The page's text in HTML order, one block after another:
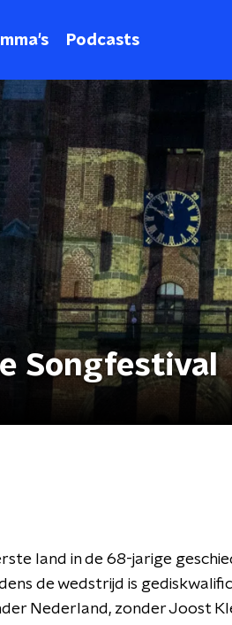
Podcasts
Songfestival
land in de 68-jarige
de wedstrijd is
Nederland, zonder Joost